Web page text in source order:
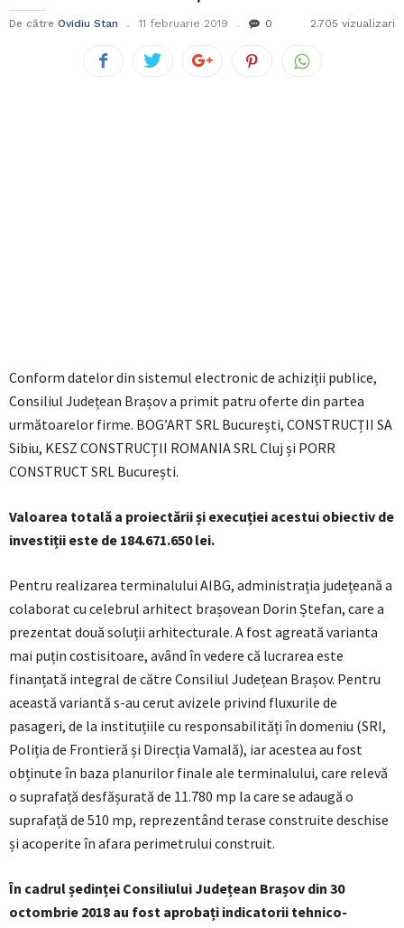
De către Ovidiu Stan 11 februarie 2019 0 2.705 vizualizari
Conform datelor din sistemul electronic de achiziții publice,
Consiliul Județean Brașov a primit patru oferte din partea
următoarelor firme. BOG’ART SRL București, CONSTRUCȚII SA
Sibiu, KESZ CONSTRUCȚII ROMANIA SRL Cluj și PORR
CONSTRUCT SRL București.
Valoarea totală a proiectării și execuției acestui obiectiv de
investiții este de 184.671.650 lei.
Pentru realizarea terminalului AIBG, administrația județeană a
colaborat cu celebrul arhitect brașovean Dorin Ștefan, care a
prezentat două soluții arhitecturale. A fost agreată varianta
mai puțin costisitoare, având în vedere că lucrarea este
finanțată integral de către Consiliul Județean Brașov. Pentru
această variantă s-au cerut avizele privind fluxurile de
pasageri, de la instituțiile cu responsabilități în domeniu (SRI,
Poliția de Frontieră și Direcția Vamală), iar acestea au fost
obținute în baza planurilor finale ale terminalului, care relevă
o suprafață desfășurată de 11.780 mp la care se adaugă o
suprafață de 510 mp, reprezentând terase construite deschise
și acoperite în afara perimetrului construit.
În cadrul ședinței Consiliului Județean Brașov din 30
octombrie 2018 au fost aprobați indicatorii tehnico-